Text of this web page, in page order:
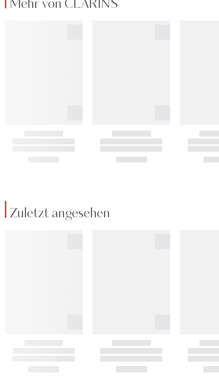
Mehr von CLARINS
Zuletzt angesehen